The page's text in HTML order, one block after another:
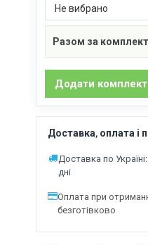
Разом за
Доставка, оплата і
Доставка по
дні
Оплата при
безготівково